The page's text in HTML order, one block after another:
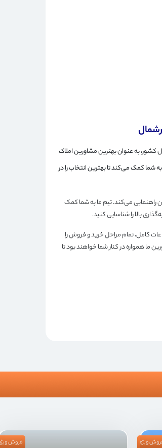
به عنوان بهترین مشاورین املاک
شما کمک می‌کند تا بهترین انتخاب را در
راهنمایی می‌کند. تیم ما به شما کمک
بالا را شناسایی کنید.
کامل، تمام مراحل خرید و فروش را
ما همواره در کنار شما خواهند بود تا
ویژه فروش